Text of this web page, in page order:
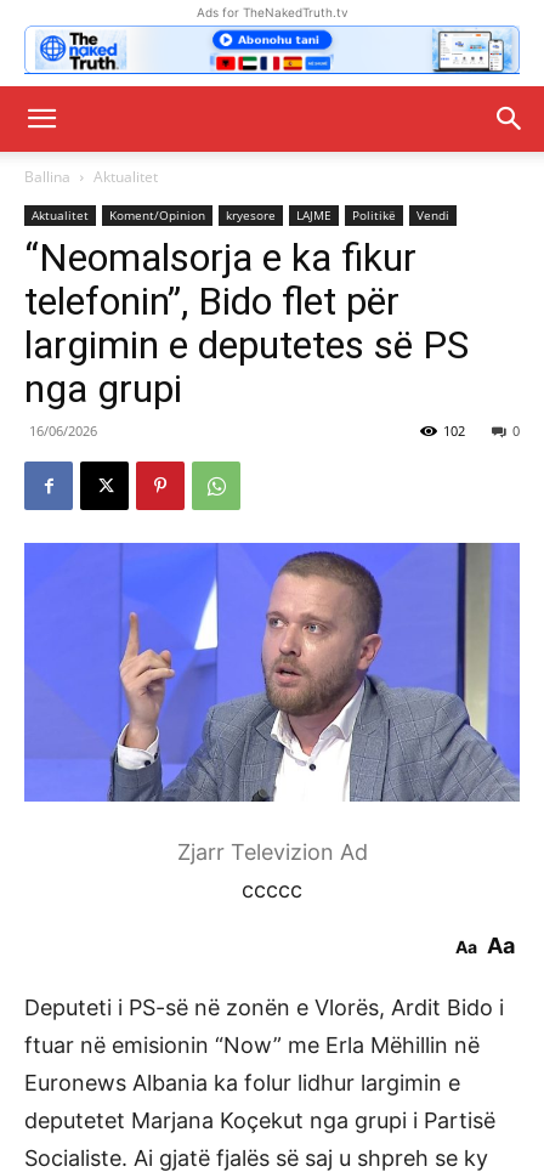
Ads for TheNakedTruth.tv
Ballina Aktualitet
Aktualitet Koment/Opinion kryesore LAJME Politikë Vendi
“Neomalsorja e ka fikur
telefonin”, Bido flet për
largimin e deputetes së PS
nga grupi
16/06/2026 0
102
Zjarr Televizion Ad
ccccc
Aa Aa
Deputeti i PS-së në zonën e Vlorës, Ardit Bido i
ftuar në emisionin “Now” me Erla Mëhillin në
Euronews Albania ka folur lidhur largimin e
deputetet Marjana Koçekut nga grupi i Partisë
Socialiste. Ai gjatë fjalës së saj u shpreh se ky